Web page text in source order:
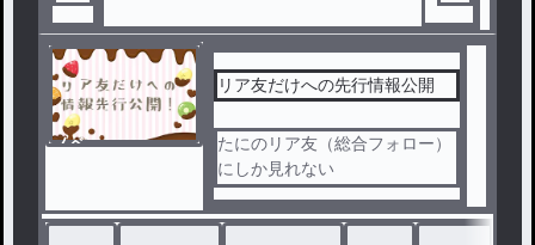
ノベ
リア友だけへの先行情報公開
たにのリア友（総合フォロー）
にしか見れない
作品の情報や日記などを載せた
作品です。